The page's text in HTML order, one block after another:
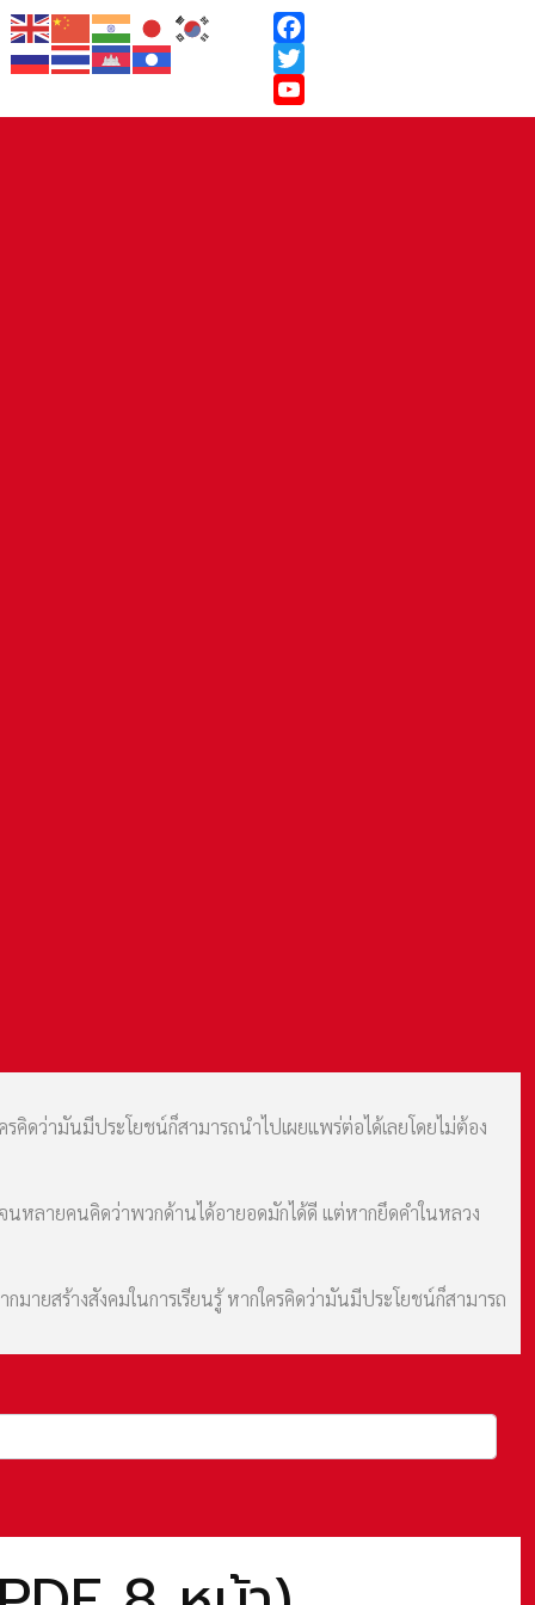
Facebook
Twitter
YouTube
คิดว่ามันมีประโยชน์ก็สามารถนำไปเผยแพร่ต่อได้เลยโดยไม่ต้อง
หลายคนคิดว่าพวกด้านได้อายอดมักได้ดี แต่หากยึดคำในหลวง
ายสร้างสังคมในการเรียนรู้ หากใครคิดว่ามันมีประโยชน์ก็สามารถ